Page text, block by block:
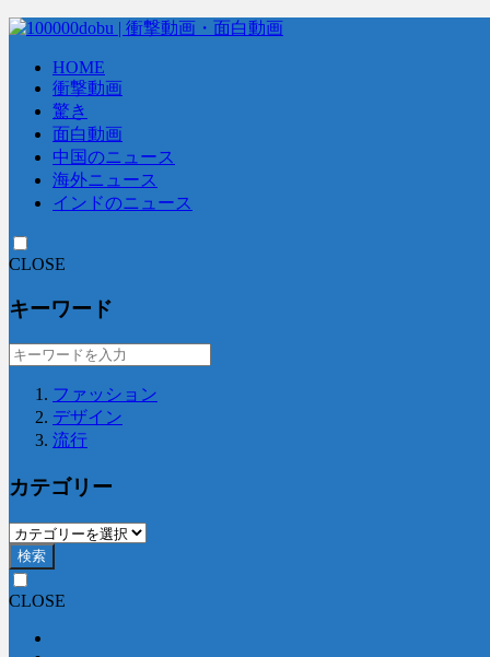
HOME
衝撃動画
驚き
面白動画
中国のニュース
海外ニュース
インドのニュース
CLOSE
キーワード
ファッション
デザイン
流行
カテゴリー
検索
CLOSE